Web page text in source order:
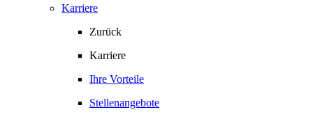
Karriere
Zurück
Karriere
Ihre Vorteile
Stellenangebote